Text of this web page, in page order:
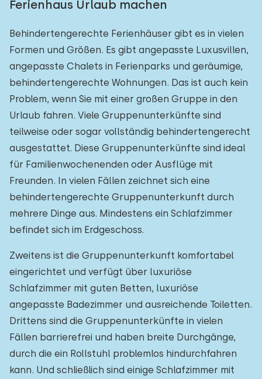
Ferienhaus Urlaub machen
Behindertengerechte Ferienhäuser gibt es in vielen
Formen und Größen. Es gibt angepasste Luxusvillen,
angepasste Chalets in Ferienparks und geräumige,
behindertengerechte Wohnungen. Das ist auch kein
Problem, wenn Sie mit einer großen Gruppe in den
Urlaub fahren. Viele Gruppenunterkünfte sind
teilweise oder sogar vollständig behindertengerecht
ausgestattet. Diese Gruppenunterkünfte sind ideal
für Familienwochenenden oder Ausflüge mit
Freunden. In vielen Fällen zeichnet sich eine
behindertengerechte Gruppenunterkunft durch
mehrere Dinge aus. Mindestens ein Schlafzimmer
befindet sich im Erdgeschoss.
Zweitens ist die Gruppenunterkunft komfortabel
eingerichtet und verfügt über luxuriöse
Schlafzimmer mit guten Betten, luxuriöse
angepasste Badezimmer und ausreichende Toiletten.
Drittens sind die Gruppenunterkünfte in vielen
Fällen barrierefrei und haben breite Durchgänge,
durch die ein Rollstuhl problemlos hindurchfahren
kann. Und schließlich sind einige Schlafzimmer mit